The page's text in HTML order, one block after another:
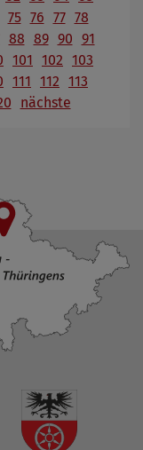
75 76 77 78
88 89 90 91
101 102 103
111 112 113
nächste